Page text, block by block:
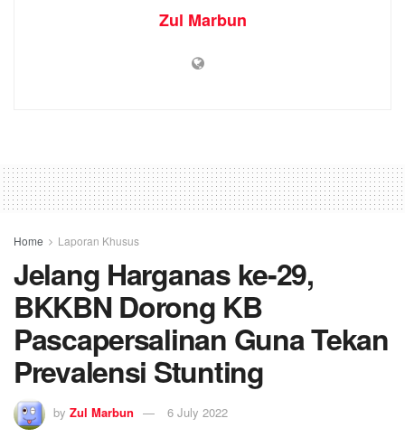
Zul Marbun
Home Laporan Khusus
Jelang Harganas ke-29,
BKKBN Dorong KB
Pascapersalinan Guna Tekan
Prevalensi Stunting
by Zul Marbun 6 July 2022